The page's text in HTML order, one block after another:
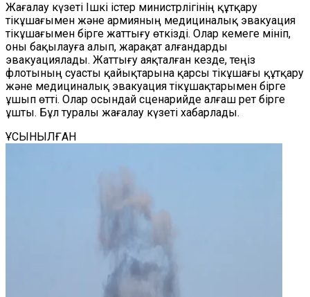
Жағалау күзеті Ішкі істер министрлігінің құтқару
тікұшағымен және армияның медициналық эвакуация
тікұшағымен бірге жаттығу өткізді. Олар кемеге мініп,
оны бақылауға алып, жарақат алғандарды
эвакуациялады. Жаттығу аяқталған кезде, теңіз
флотының суасты қайықтарына қарсы тікұшағы құтқару
және медициналық эвакуация тікұшақтарымен бірге
ұшып өтті. Олар осындай сценарийде алғаш рет бірге
ұшты. Бұл туралы жағалау күзеті хабарлады.
ҰСЫНЫЛҒАН